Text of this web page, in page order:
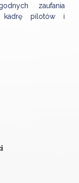
zaufania
kadrę pilotów i